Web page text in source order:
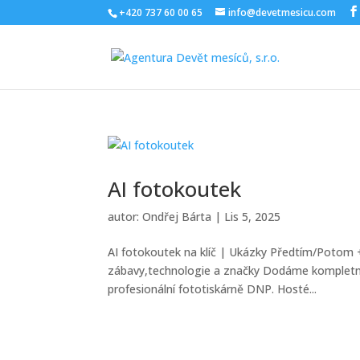
+420 737 60 00 65 info@devetmesicu.com
AI fotokoutek
autor:Ondřej Bárta | Lis 5, 2025
AI fotokoutek na klíč | Ukázky Předtím/Potom
zábavy,technologie a značky Dodáme
profesionální fototiskárně DNP. Hosté...